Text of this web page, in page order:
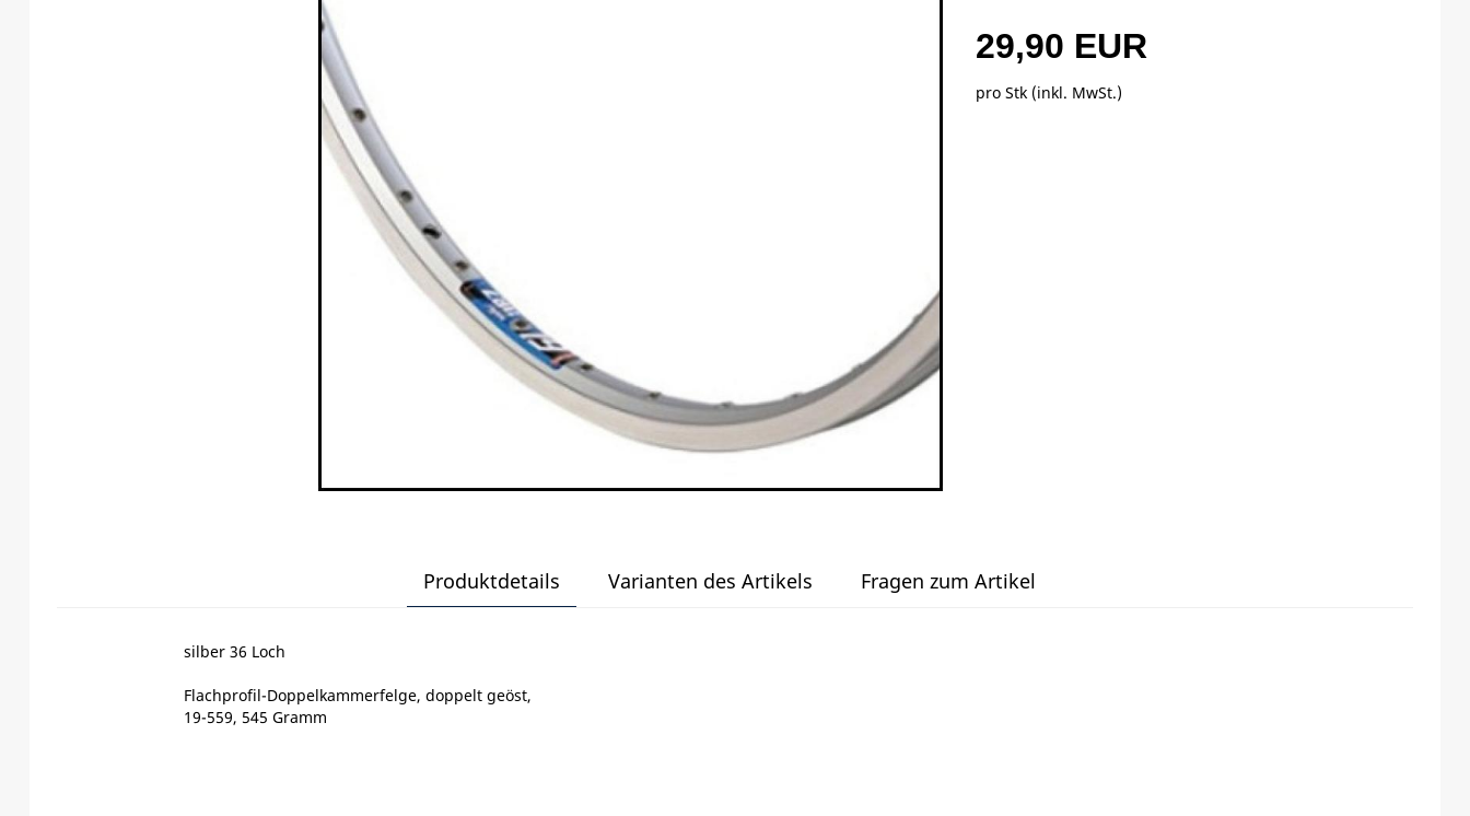
29,90 EUR
pro Stk (inkl. MwSt.)
Produktdetails Varianten des Artikels Fragen zum Artikel
silber 36 Loch
Flachprofil-Doppelkammerfelge, doppelt geöst,
19-559, 545 Gramm